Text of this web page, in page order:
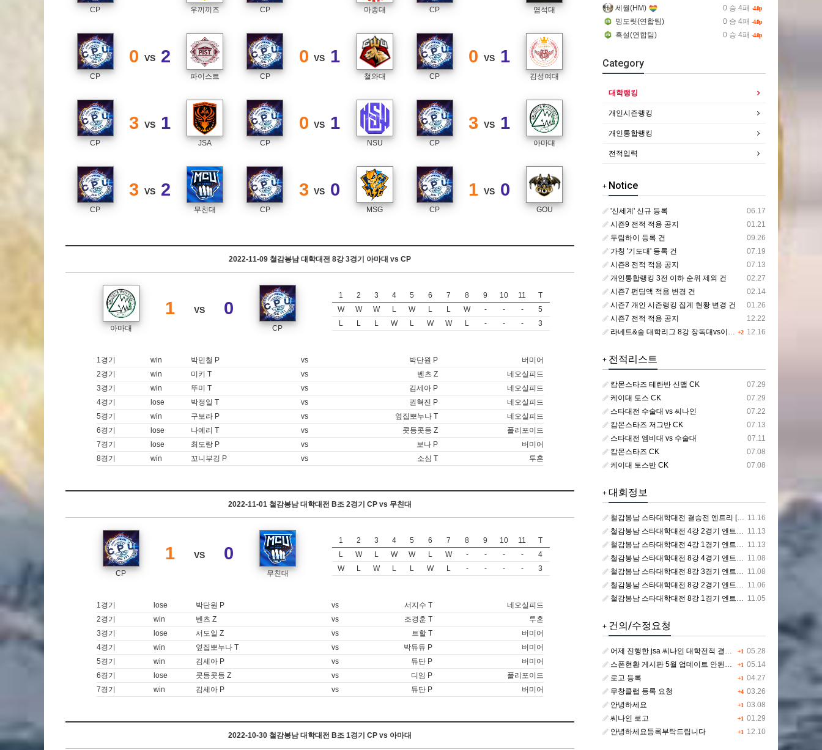
CP 우끼끼즈 CP 마종대 CP 염석대
CP
0 VS 2
파이스트 CP
0 VS 1
철와대 CP
0 VS 1
김성여대
CP
3 VS 1
JSA CP
0 VS 1
NSU CP
3 VS 1
아마대
CP
3 VS 2
무친대 CP
3 VS 0
MSG CP
1 VS 0
GOU
2022-11-09 철감봉남 대학대전 8강 3경기 아마대 vs CP
아마대
1 VS 0
CP
1 2 3 4 5 6 7 8 9 10 11
T
W
W W L W L L W - - -
5
L
L L W L W W L - - - 3
1경기 win 박민철 P vs 박단원 P
버미어
2경기
win 미키 T vs 벤츠 Z
네오실피드
3경기
win 뚜미 T vs 김세아 P
네오실피드
4경기
lose 박정일 T vs 권혁진 P
네오실피드
5경기
win 구보라 P vs 옆집뽀누나 T
네오실피드
6경기
lose 나예리 T vs 콧등콧등 Z
폴리포이드
7경기
lose 최도랑 P vs 보나 P
버미어
8경기
win 꼬니부깅 P vs 소심 T 투혼
2022-11-01 철감봉남 대학대전 B조 2경기 CP vs 무친대
CP
1 VS 0
무친대
1 2 3 4 5 6 7 8 9 10 11
T
L
W L W W L W - - - -
4
W
L W L L W L - - - - 3
1경기 lose 박단원 P vs 서지수 T
네오실피드
2경기
win 벤츠 Z vs 조경훈 T
투혼
3경기
lose 서도일 Z vs 트할 T
버미어
4경기
win 옆집뽀누나 T vs 박듀듀 P
버미어
5경기
win 김세아 P vs 듀단 P
버미어
6경기
lose 콧등콧등 Z vs 디임 P
폴리포이드
7경기
win 김세아 P vs 듀단 P 버미어
2022-10-30 철감봉남 대학대전 B조 1경기 CP vs 아마대
0 승 4패 -4.0p
세월(HM)
0 승 4패 -4.0p
밍도릿(연합팀)
0 승 4패 -4.0p
흑설(연합팀)
Category
대학랭킹
개인시즌랭킹
개인통합랭킹
전적입력
+ Notice
06.17
'신세계' 신규 등록
01.21
시즌9 전적 적용 공지
09.26
두림하이 등록 건
07.19
가칭 '기도대' 등록 건
07.13
시즌8 전적 적용 공지
02.27
개인통합랭킹 3전 이하 순위 제외 건
02.14
시즌7 펀딩액 적용 변경 건
01.26
시즌7 개인 시즌랭킹 집계 현황 변경 건
12.22
시즌7 전적 적용 공지
+2 12.16
라네트&숲 대학리그 8강 장독대vs이노대 개인경기 기록 삭제 건
+ 전적리스트
07.29
캄몬스타즈 테란반 신맵 CK
07.29
케이대 토스 CK
07.22
스타대전 수술대 vs 씨나인
07.13
캄몬스타즈 저그반 CK
07.11
스타대전 엠비대 vs 수술대
07.08
캄몬스타즈 CK
07.08
케이대 토스반 CK
+ 대회정보
11.16
철감봉남 스타대학대전 결승전 엔트리 [바스포드 VS 캄성여대]
11.13
철감봉남 스타대학대전 4강 2경기 엔트리 [아마대 VS 캄성여대]
11.13
철감봉남 스타대학대전 4강 1경기 엔트리 [바스포드 VS 츠나대]
11.08
철감봉남 스타대학대전 8강 4경기 엔트리 [캄성여대 VS MSG]
11.08
철감봉남 스타대학대전 8강 3경기 엔트리 [CP VS 아마대]
11.06
철감봉남 스타대학대전 8강 2경기 엔트리 [츠나대 VS NSU]
11.05
철감봉남 스타대학대전 8강 1경기 엔트리 [우끼끼즈 VS 바스포드]
+ 건의/수정요청
+1 05.28
어제 진행한 jsa 씨나인 대학전적 결과에 따른 개인통합랭킹 전적이 갱신이 안됩니다.
+1 05.14
스폰현황 게시판 5월 업데이트 안된거같습니다
+1 04.27
로고 등록
+4 03.26
무창클럽 등록 요청
+1 03.08
안녕하세요
+1 01.29
씨나인 로고
+1 12.10
안녕하세요등록부탁드립니다